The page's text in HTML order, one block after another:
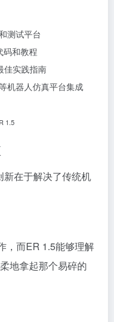
测试平台
码和教程
佳实践指南
机器人仿真平台集成
1.5
在于解决了传统机
，而ER 1.5能够理解
地拿起那个易碎的